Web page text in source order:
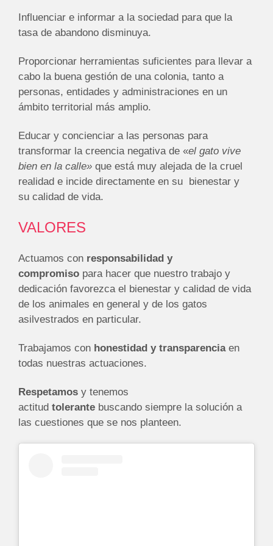
Influenciar e informar a la sociedad para que la
tasa de abandono disminuya.
Proporcionar herramientas suficientes para llevar a
cabo la buena gestión de una colonia, tanto a
personas, entidades y administraciones en un
ámbito territorial más amplio.
Educar y concienciar a las personas para
transformar la creencia negativa de «el gato vive
bien en la calle» que está muy alejada de la cruel
realidad e incide directamente en su bienestar y
su calidad de vida.
VALORES
Actuamos con responsabilidad y
compromiso para hacer que nuestro trabajo y
dedicación favorezca el bienestar y calidad de vida
de los animales en general y de los gatos
asilvestrados en particular.
Trabajamos con honestidad y transparenciaen
todas nuestras actuaciones.
Respetamosy tenemos
actitud tolerante buscando siempre la solución a
las cuestiones que se nos planteen.